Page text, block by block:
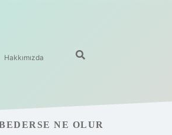
Hakkımızda
NE OLUR